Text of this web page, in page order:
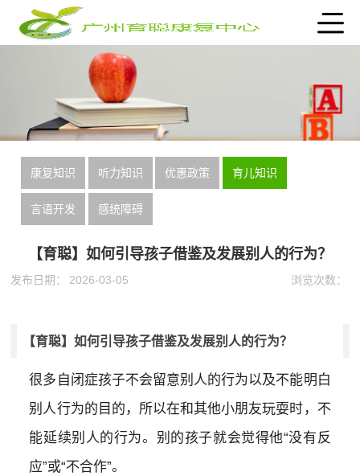
康复知识 听力知识 优惠政策 育儿知识
言语开发 感统障碍
【育聪】如何引导孩子借鉴及发展别人的行为？
发布日期： 2026-03-05 浏览次数：
【育聪】如何引导孩子借鉴及发展别人的行为？
很多自闭症孩子不会留意别人的行为以及不能明白
别人行为的目的，所以在和其他小朋友玩耍时，不
能延续别人的行为。别的孩子就会觉得他“没有反
应”或“不合作”。